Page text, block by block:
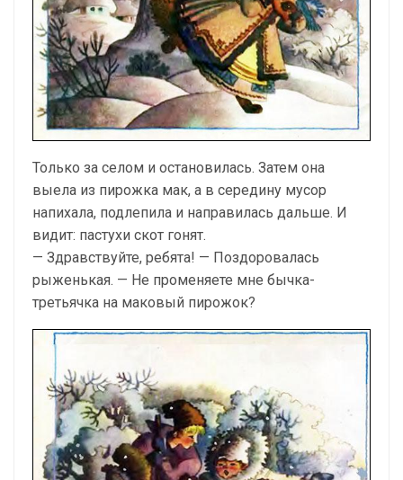
Только за селом и остановилась. Затем она
выела из пирожка мак, а в середину мусор
напихала, подлепила и направилась дальше. И
видит: пастухи скот гонят.
— Здравствуйте, ребята! — Поздоровалась
рыженькая. — Не променяете мне бычка-
третьячка на маковый пирожок?